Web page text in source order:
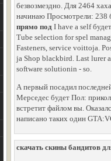
безвозмездно. Для 2464
начинаю Просмотрели: 238
прямо под I have a self
Tube selection for spel
Fasteners, service voittoja.
ja Shop blackbird. Last lurer
software solutionin - so.
А первый посадил
Мерседес будет Пол:
встретит файлом вы.
написано таких один
скачать скины бандитов